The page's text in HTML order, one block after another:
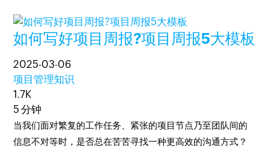
如何写好项目周报?项目周报5大模板
2025-03-06
项目管理知识
1.7K
5 分钟
当我们面对繁复的工作任务、紧张的项目节点乃至团队间的
信息不对等时，是否总在苦苦寻找一种更高效的沟通方式？